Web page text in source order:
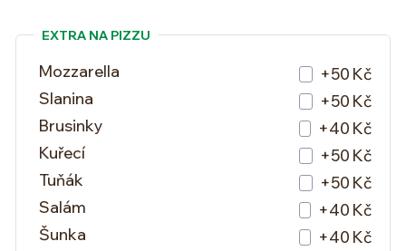
EXTRA NA PIZZU
Mozzarella
+50 Kč
Slanina
+50 Kč
Brusinky
+40 Kč
Kuřecí
+50 Kč
Tuňák
+50 Kč
Salám
+40 Kč
Šunka
+40 Kč